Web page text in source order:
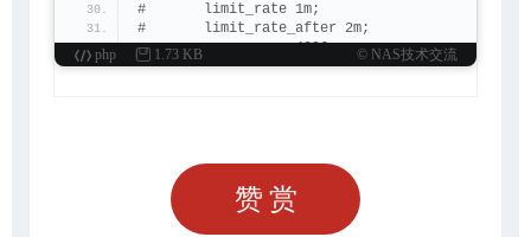
#       limit_rate 1m;                        # 限制
#       limit_rate_after 2m;                  # 当客户
max_ranges 4096;                      #
send_timeout 20s;                     #
php 1.73 KB © NAS技术交流
赞赏